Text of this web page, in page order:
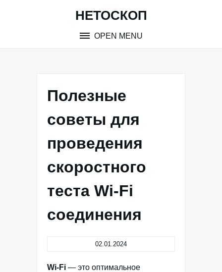
НЕТОСКОП
OPEN MENU
Полезные
советы для
проведения
скоростного
теста Wi-Fi
соединения
02.01.2024
Wi-Fi — это оптимальное